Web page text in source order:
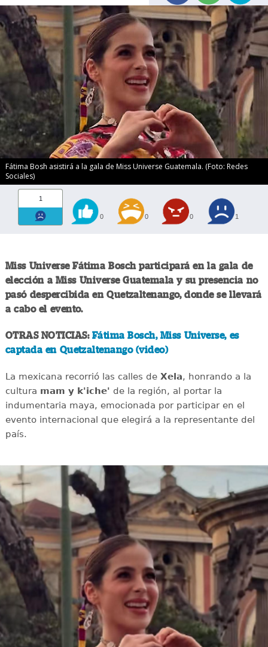
Fátima Bosh asistirá a la gala de Miss Universe Guatemala. (Foto: Redes
Sociales)
1
0 0 0 1
Miss Universe Fátima Bosch participará en la gala de
elección a Miss Universe Guatemala y su presencia no
pasó despercibida en Quetzaltenango, donde se llevará
a cabo el evento.
OTRAS NOTICIAS: Fátima Bosch, Miss Universe, es
captada en Quetzaltenango (video)
La mexicana recorrió las calles deXela, honrando a la
cultura mam y k'iche' de la región, al portar la
indumentaria maya, emocionada por participar en el
evento internacional que elegirá a la representante del
país.